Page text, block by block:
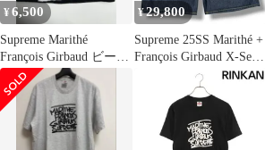
¥6,500
Supreme Marithé
François Girbaud ビーニ
ー
¥29,800
Supreme 25SS Marithé +
François Girbaud X-Seam
Baggy Denim Short マリ
テ フランソワ ジルボー
X-シーム バギー デニ
ムハーフパンツ ショー
トパンツ シュプリーム